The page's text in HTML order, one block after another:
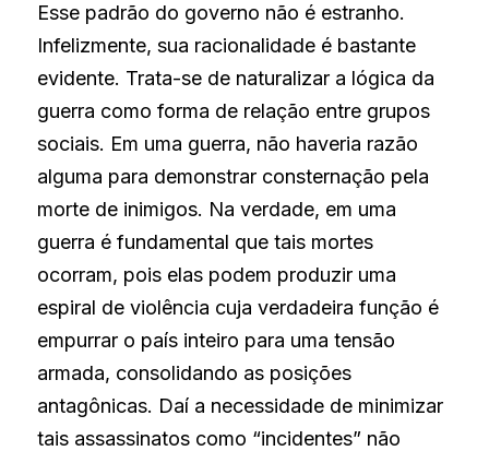
Esse padrão do governo não é estranho.
Infelizmente, sua racionalidade é bastante
evidente. Trata-se de naturalizar a lógica da
guerra como forma de relação entre grupos
sociais. Em uma guerra, não haveria razão
alguma para demonstrar consternação pela
morte de inimigos. Na verdade, em uma
guerra é fundamental que tais mortes
ocorram, pois elas podem produzir uma
espiral de violência cuja verdadeira função é
empurrar o país inteiro para uma tensão
armada, consolidando as posições
antagônicas. Daí a necessidade de minimizar
tais assassinatos como “incidentes” não